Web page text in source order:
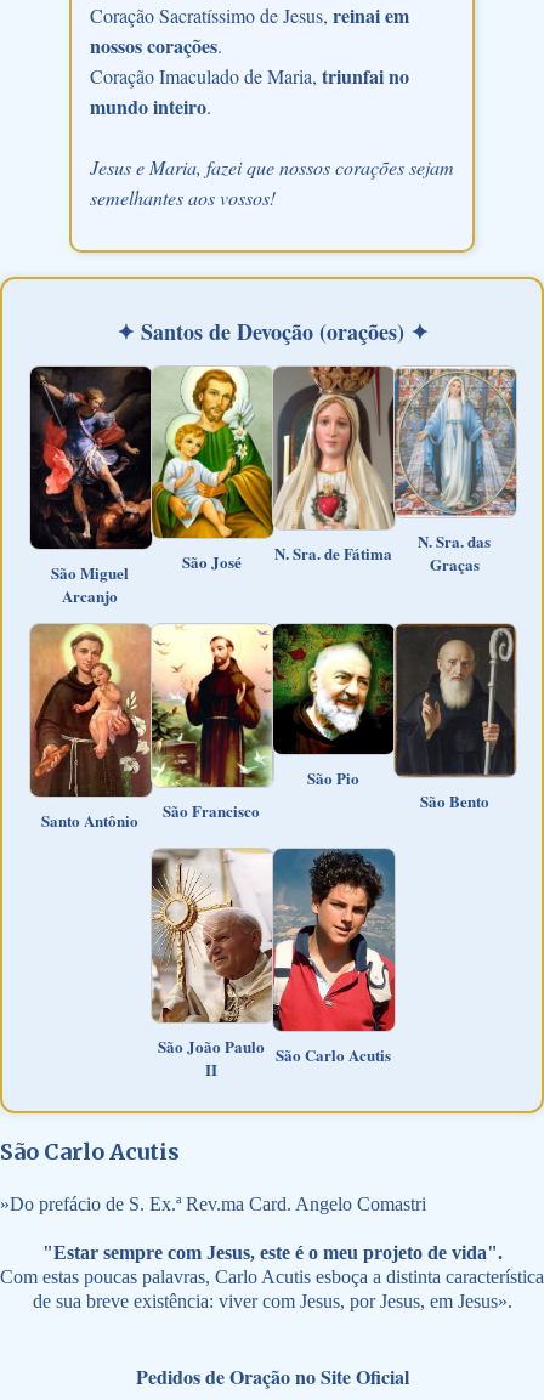
Coração Sacratíssimo de Jesus, reinai em
nossos corações.
Coração Imaculado de Maria, triunfai no
mundo inteiro.
Jesus e Maria, fazei que nossos corações sejam
semelhantes aos vossos!
✦ Santos de Devoção (orações) ✦
São Miguel
Arcanjo
São José N. Sra. de Fátima
N. Sra. das
Graças
Santo Antônio São Francisco
São Pio
São Bento
São João Paulo
II
São Carlo Acutis
São Carlo Acutis
»Do prefácio de S. Ex.ª Rev.ma Card. Angelo Comastri
"Estar sempre com Jesus, este é o meu projeto de vida".
Com estas poucas palavras, Carlo Acutis esboça a distinta característica
de sua breve existência: viver com Jesus, por Jesus, em Jesus».
Pedidos de Oração no Site Oficial